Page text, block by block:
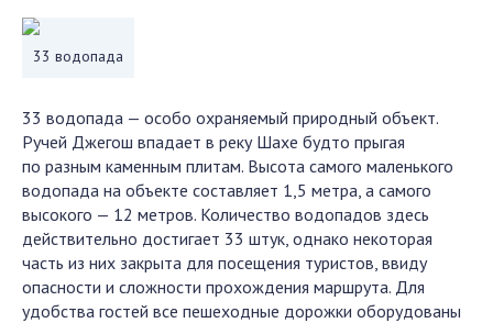
33 водопада
33 водопада — особо охраняемый природный объект.
Ручей Джегош впадает в реку Шахе будто прыгая
по разным каменным плитам. Высота самого маленького
водопада на объекте составляет 1,5 метра, а самого
высокого — 12 метров. Количество водопадов здесь
действительно достигает 33 штук, однако некоторая
часть из них закрыта для посещения туристов, ввиду
опасности и сложности прохождения маршрута. Для
удобства гостей все пешеходные дорожки оборудованы